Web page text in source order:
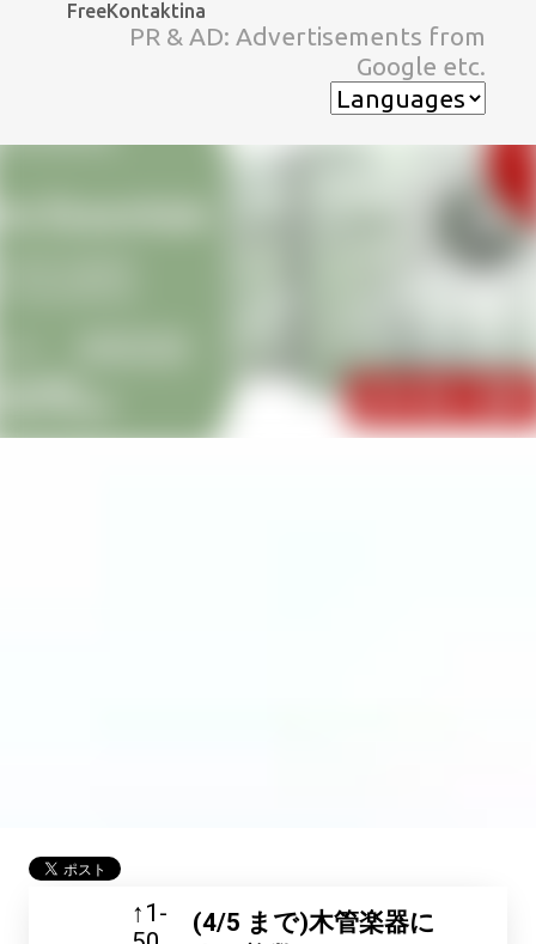
スキップしてメイン コンテンツに移動
FreeKontaktina
PR & AD: Advertisements from
Google etc.
↑1-
(4/5 まで)木管楽器に